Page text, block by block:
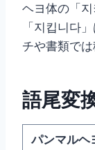
ヘヨ体の「
「지킵니다
チや書類で
語尾変
パンマルヘ